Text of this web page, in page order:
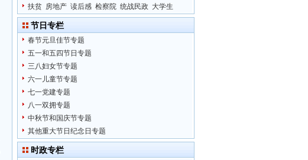
扶贫 房地产 读后感 检察院 统战民政 大学生
节日专栏
春节元旦佳节专题
五一和五四节日专题
三八妇女节专题
六一儿童节专题
七一党建专题
八一双拥专题
中秋节和国庆节专题
其他重大节日纪念日专题
时政专栏